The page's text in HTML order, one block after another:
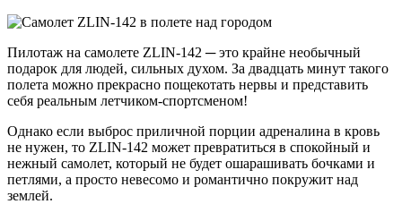
Пилотаж на самолете ZLIN-142 ─ это крайне необычный
подарок для людей, сильных духом. За двадцать минут такого
полета можно прекрасно пощекотать нервы и представить
себя реальным летчиком-спортсменом!
Однако если выброс приличной порции адреналина в кровь
не нужен, то ZLIN-142 может превратиться в спокойный и
нежный самолет, который не будет ошарашивать бочками и
петлями, а просто невесомо и романтично покружит над
землей.